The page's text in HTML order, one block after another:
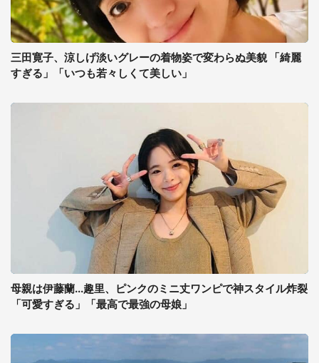
三田寛子、涼しげ淡いグレーの着物姿で変わらぬ美貌 「綺麗
すぎる」「いつも若々しくて美しい」
母親は伊藤蘭...趣里、ピンクのミニ丈ワンピで神スタイル炸裂
「可愛すぎる」「最高で最強の母娘」